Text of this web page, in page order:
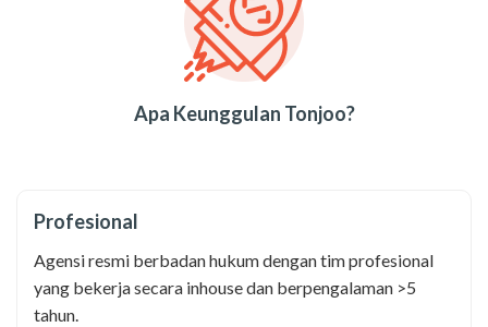
Apa Keunggulan Tonjoo?
Profesional
Agensi resmi berbadan hukum dengan tim profesional
yang bekerja secara inhouse dan berpengalaman >5
tahun.